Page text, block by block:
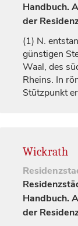
Handbuch.
der
(1) N.
günstigen
Waal, des
Rheins. In
Stützpunkt
Wickrath
Handbuch.
der